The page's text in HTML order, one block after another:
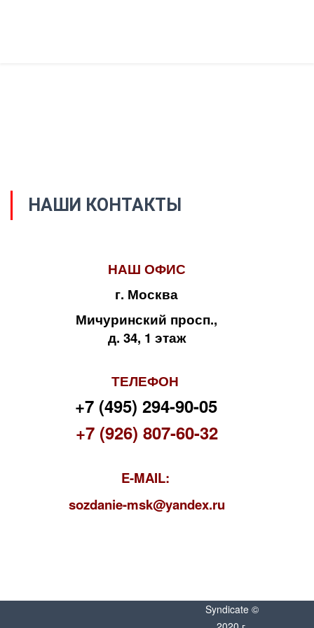
НАШИ КОНТАКТЫ
НАШ ОФИС
г. Москва
Мичуринский просп.,
д. 34, 1 этаж
ТЕЛЕФОН
+7 (495) 294-90-05
+7 (926) 807-60-32
E-MAIL:
sozdanie-msk@yandex.ru
Syndicate ©